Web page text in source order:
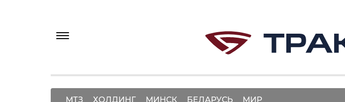
МТЗ ХОЛДИНГ МИНСК БЕЛАРУСЬ МИР